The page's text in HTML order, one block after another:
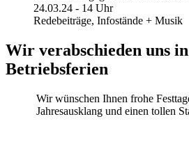
24.03.24 - 14 Uhr
Redebeiträge, Infostände + Musik
Wir verabschieden uns
Betriebsferien
Wir wünschen Ihnen frohe
Jahresausklang und einen tollen